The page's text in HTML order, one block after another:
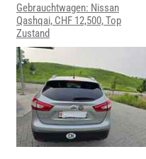
Gebrauchtwagen: Nissan
Qashqai, CHF 12,500, Top
Zustand